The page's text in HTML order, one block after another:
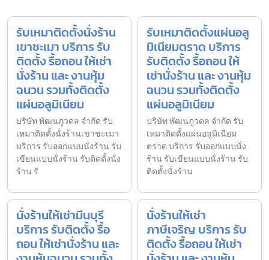
รับเหมาติดตั้งนั่งร้าน
เขาชะเมา บริการ รับ
ติดตั้ง รื้อถอน ให้เช่า
นั่งร้าน และ งานหุ้ม
ฉนวน รวมทั้งติดตั้ง
แผ่นอลูมิเนียม
บริษัท พัฒนภูวดล จำกัด รับ
เหมาติดตั้งนั่งร้านเขาชะเมา
บริการ รับออกแบบนั่งร้าน รับ
เขียนแบบนั่งร้าน รับติดตั้งนั่ง
ร้าน รั
รับเหมาติดตั้งแผ่นอลู
มิเนียมตราด บริการ
รับติดตั้ง รื้อถอน ให้
เช่านั่งร้าน และ งานหุ้ม
ฉนวน รวมทั้งติดตั้ง
แผ่นอลูมิเนียม
บริษัท พัฒนภูวดล จำกัด รับ
เหมาติดตั้งแผ่นอลูมิเนียม
ตราด บริการ รับออกแบบนั่ง
ร้าน รับเขียนแบบนั่งร้าน รับ
ติดตั้งนั่งร้าน
นั่งร้านให้เช่ามีนบุรี
บริการ รับติดตั้ง รื้อ
ถอน ให้เช่านั่งร้าน และ
นั่งร้านให้เช่า
ภาษีเจริญ บริการ รับ
ติดตั้ง รื้อถอน ให้เช่า